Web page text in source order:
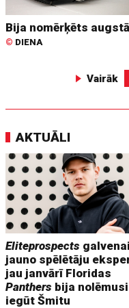
Bija nomērķēts
© DIENA
Vairāk
AKTUĀLI
Eliteprospects
jauno spēlētāju
jau janvārī Floridas
Panthers bija nolēmusi
iegūt Šmitu